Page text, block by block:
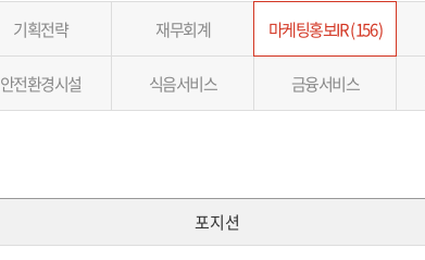
기획전략 재무회계 마케팅홍보IR ( 156 )
안전환경시설 식음서비스 금융서비스
포지션